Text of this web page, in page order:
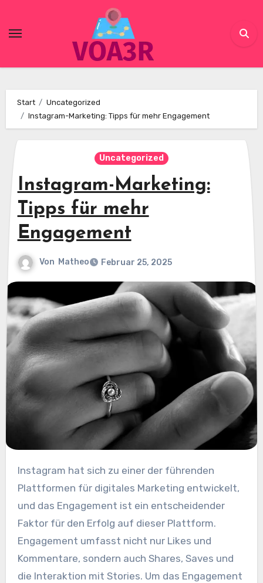
content
Start
Uncategorized
Instagram-Marketing: Tipps für mehr Engagement
Uncategorized
Instagram-Marketing:
Tipps für mehr
Engagement
Von Matheo Februar 25, 2025
Instagram hat sich zu einer der führenden
Plattformen für digitales Marketing entwickelt,
und das Engagement ist ein entscheidender
Faktor für den Erfolg auf dieser Plattform.
Engagement umfasst nicht nur Likes und
Kommentare, sondern auch Shares, Saves und
die Interaktion mit Stories. Um das Engagement